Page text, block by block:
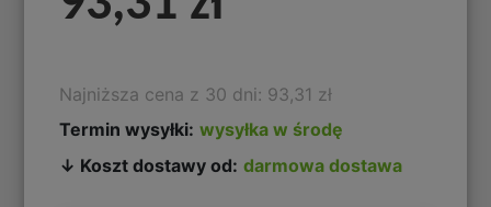
Najniższa cena z 30 dni: 93,31 zł
Termin wysyłki: wysyłka w środę
↓ Koszt dostawy od: darmowa dostawa